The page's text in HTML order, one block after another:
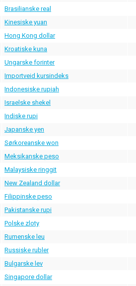
Brasilianske real
Kinesiske yuan
Hong Kong dollar
Kroatiske kuna
Ungarske forinter
Importveid kursindeks
Indonesiske rupiah
Israelske shekel
Indiske rupi
Japanske yen
Sørkoreanske won
Meksikanske peso
Malaysiske ringgit
New Zealand dollar
Filippinske peso
Pakistanske rupi
Polske zloty
Rumenske leu
Russiske rubler
Bulgarske lev
Singapore dollar